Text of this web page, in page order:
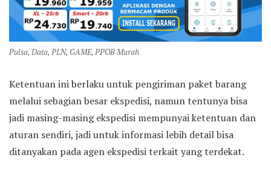
Pulsa, Data, PLN, GAME, PPOB Murah
Ketentuan ini berlaku untuk pengiriman paket barang
melalui sebagian besar ekspedisi, namun tentunya bisa
jadi masing-masing ekspedisi mempunyai ketentuan dan
aturan sendiri, jadi untuk informasi lebih detail bisa
ditanyakan pada agen ekspedisi terkait yang terdekat.